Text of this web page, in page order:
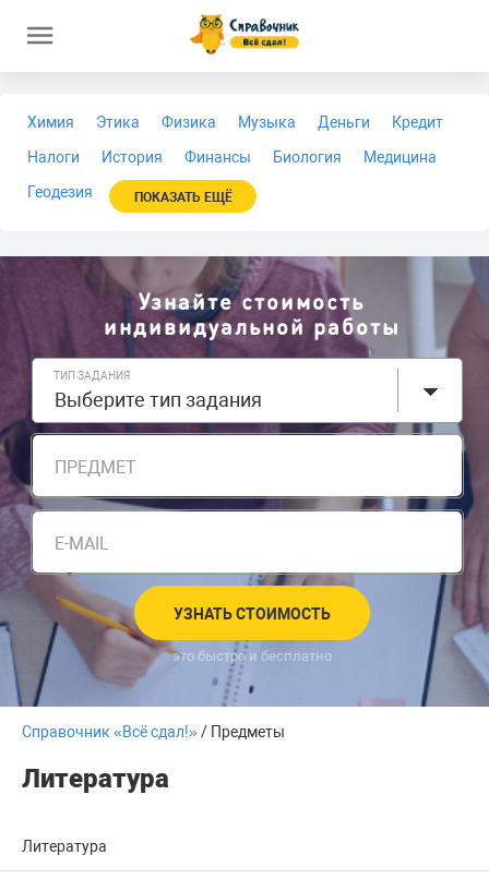
Химия Этика Физика Музыка Деньги
Кредит
Налоги
История Финансы Биология
Медицина
Геодезия
ПОКАЗАТЬ ЕЩЁ
Узнайте стоимость
индивидуальной работы
ТИП ЗАДАНИЯ
Выберите тип задания
ПРЕДМЕТ
E-MAIL
УЗНАТЬ СТОИМОСТЬ
это быстро и бесплатно
Справочник «Всё сдал!»/ Предметы
Литература
Литература